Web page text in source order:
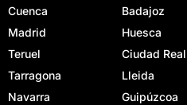
Cuenca
Badajoz
Madrid
Huesca
Teruel
Ciudad Real
Tarragona
Lleida
Navarra
Guipúzcoa